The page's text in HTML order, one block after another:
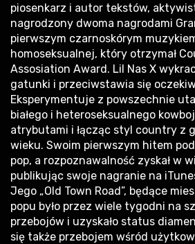
piosenkarz i autor tekstów,
nagrodzony dwoma nagrodami
pierwszym czarnoskórym
homoseksualnej, który otrzymał
Assosiation Award. Lil Nas X
gatunki i przeciwstawia się
Eksperymentuje z powszechnie
białego i heteroseksualnego
atrybutami i łącząc styl country z
wieku. Swoim pierwszym hitem
pop, a rozpoznawalność zyskał w
publikując swoje nagranie na
Jego „Old Town Road”, będące
popu było przez wiele tygodni na
przebojów i uzyskało status
się także przebojem wśród